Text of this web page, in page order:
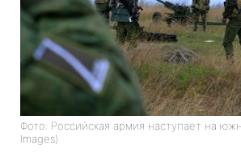
Фото: Российская армия наступает на
Images)